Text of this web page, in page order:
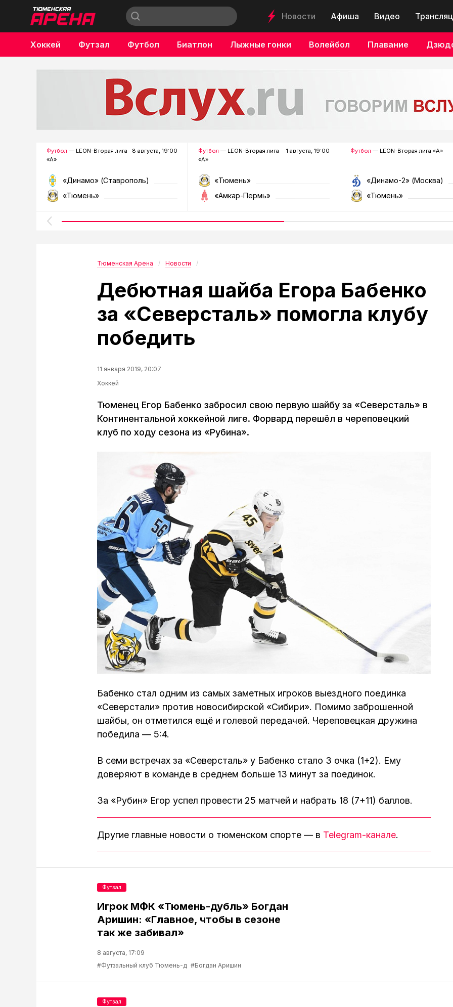
Новости Афиша Видео
Хоккей Футзал Футбол Биатлон Лыжные гонки Волейбол Плавание
Бокс
Футбол — LEON-Вторая лига
«А»
8 августа, 19:00
«Динамо» (Ставрополь)
«Тюмень»
Футбол — LEON-Вторая лига
«А»
1 августа, 19:00
«Тюмень»
«Амкар-Пермь»
Футбол — LEON-Вторая лига «А»
«Динамо-2» (Москва)
«Тюмень»
Тюменская Арена Новости
Дебютная шайба Егора Бабенко
за «Северсталь» помогла клубу
победить
11 января 2019, 20:07
Хоккей
Тюменец Егор Бабенко забросил свою первую шайбу за «Северсталь» в
Континентальной хоккейной лиге. Форвард перешёл в череповецкий
клуб по ходу сезона из «Рубина».
Бабенко стал одним из самых заметных игроков выездного поединка
«Северстали» против новосибирской «Сибири». Помимо заброшенной
шайбы, он отметился ещё и голевой передачей. Череповецкая дружина
победила — 5:4.
В семи встречах за «Северсталь» у Бабенко стало 3 очка (1+2). Ему
доверяют в команде в среднем больше 13 минут за поединок.
За «Рубин» Егор успел провести 25 матчей и набрать 18 (7+11) баллов.
Другие главные новости о тюменском спорте — в Telegram-канале.
Игрок МФК «Тюмень-дубль» Богдан
Аришин: «Главное, чтобы в сезоне
так же забивал»
8 августа, 17:09
#Футзальный клуб Тюмень-д #Богдан Аришин
Футзал
Футзал